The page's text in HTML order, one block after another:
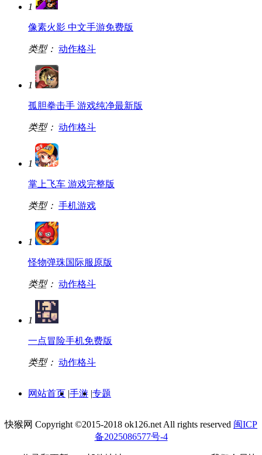
1
像素火影 中文手游免费版
类型： 动作格斗
1
孤胆拳击手 游戏纯净最新版
类型： 动作格斗
1
掌上飞车 游戏完整版
类型： 手机游戏
1
怪物弹珠国际服原版
类型： 动作格斗
1
一点冒险手机免费版
类型： 动作格斗
网站首页 |手游 |专题
快猴网 Copyright ©2015-2018 ok126.net All rights reserved 闽ICP
备2025086577号-4